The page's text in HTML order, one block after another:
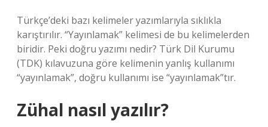
Türkçe’deki bazı kelimeler yazımlarıyla sıklıkla
karıştırılır. “Yayınlamak” kelimesi de bu kelimelerden
biridir. Peki doğru yazımı nedir? Türk Dil Kurumu
(TDK) kılavuzuna göre kelimenin yanlış kullanımı
“yayınlamak”, doğru kullanımı ise “yayınlamak”tır.
Zühal nasıl yazılır?